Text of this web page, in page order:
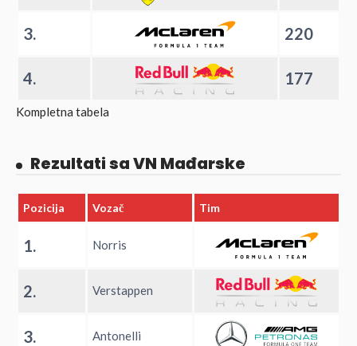
3. 220
4. 177
Kompletna tabela
Rezultati sa VN Mađarske
Pozicija Vozač Tim
1. Norris
2. Verstappen
3. Antonelli